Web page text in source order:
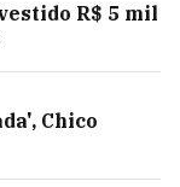
R$ 5 mil
Chico